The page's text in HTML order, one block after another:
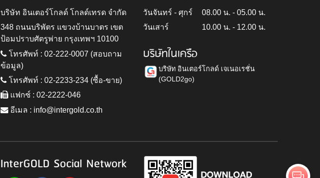
บริษัท อินเตอร์โกลด์ โกลด์เทรด จำกัด
348 ถนนบริพัตร แขวงบ้านบาตร เขต
ป้อมปราบศัตรูพ่าย กรุงเทพฯ 10100
โทรศัพท์ : 02-222-0007 (สอบถาม
ข้อมูล)
โทรศัพท์ : 02-2233-234 (ซื้อ-ขาย)
แฟกซ์ : 02-2222-046
อีเมล : info@intergold.co.th
วันจันทร์ - ศุกร์
08.00 น. - 05.00 น.
วันเสาร์
10.00 น. - 12.00 น.
บริษัทในเครือ
บริษัท อินเตอร์โกลด์ เจเนอเรชั่น
(GOLD2go)
InterGOLD Social Network